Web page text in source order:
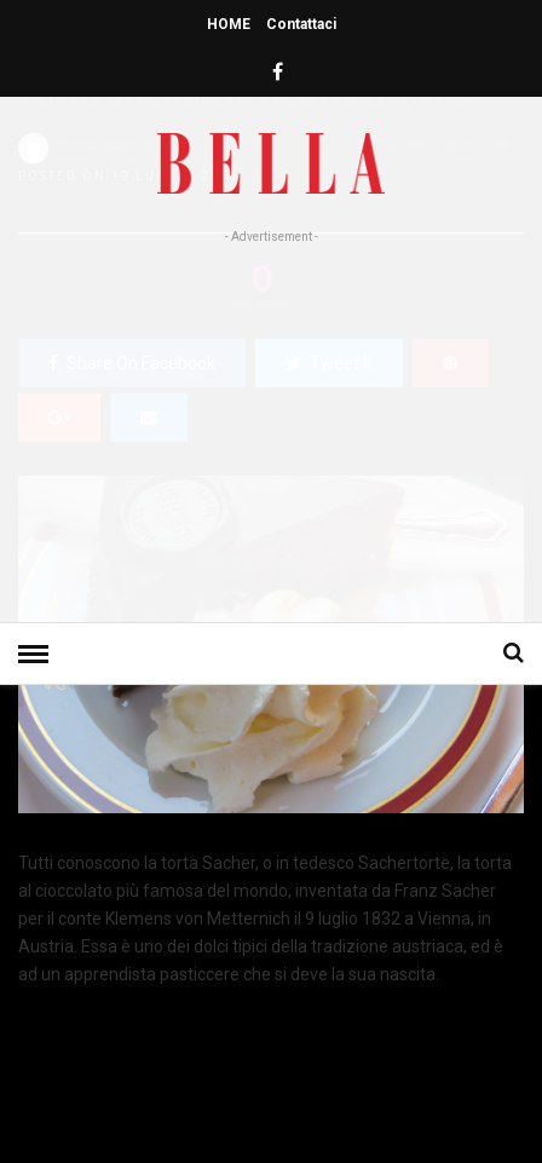
HOME Contattaci
- Advertisement -
Torta Sacher: le ricette di BELLA
POSTED ON 19 LUGLIO 2016
0
Tutti conoscono la torta Sacher, o in tedesco Sachertorte, la torta
al cioccolato più famosa del mondo, inventata da Franz Sacher
per il conte Klemens von Metternich il 9 luglio 1832 a Vienna, in
Austria. Essa è uno dei dolci tipici della tradizione austriaca, ed è
ad un apprendista pasticcere che si deve la sua nascita.